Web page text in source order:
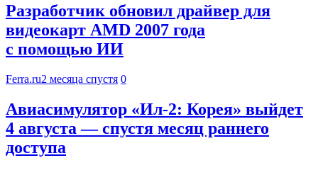
Разработчик обновил драйвер для
видеокарт AMD 2007 года
с помощью ИИ
Ferra.ru2 месяца спустя 0
Авиасимулятор «Ил-2: Корея» выйдет
4 августа — спустя месяц раннего
доступа